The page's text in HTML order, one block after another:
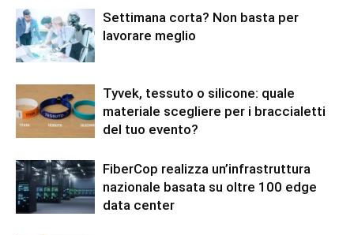
Settimana corta? Non basta per
lavorare meglio
Tyvek, tessuto o silicone: quale
materiale scegliere per i braccialetti
del tuo evento?
FiberCop realizza un’infrastruttura
nazionale basata su oltre 100 edge
data center